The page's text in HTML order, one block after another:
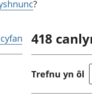
chwyddiant a
pensiynau ac
Cyfrifon rhanbarthol
?
418
Trefnu yn ôl